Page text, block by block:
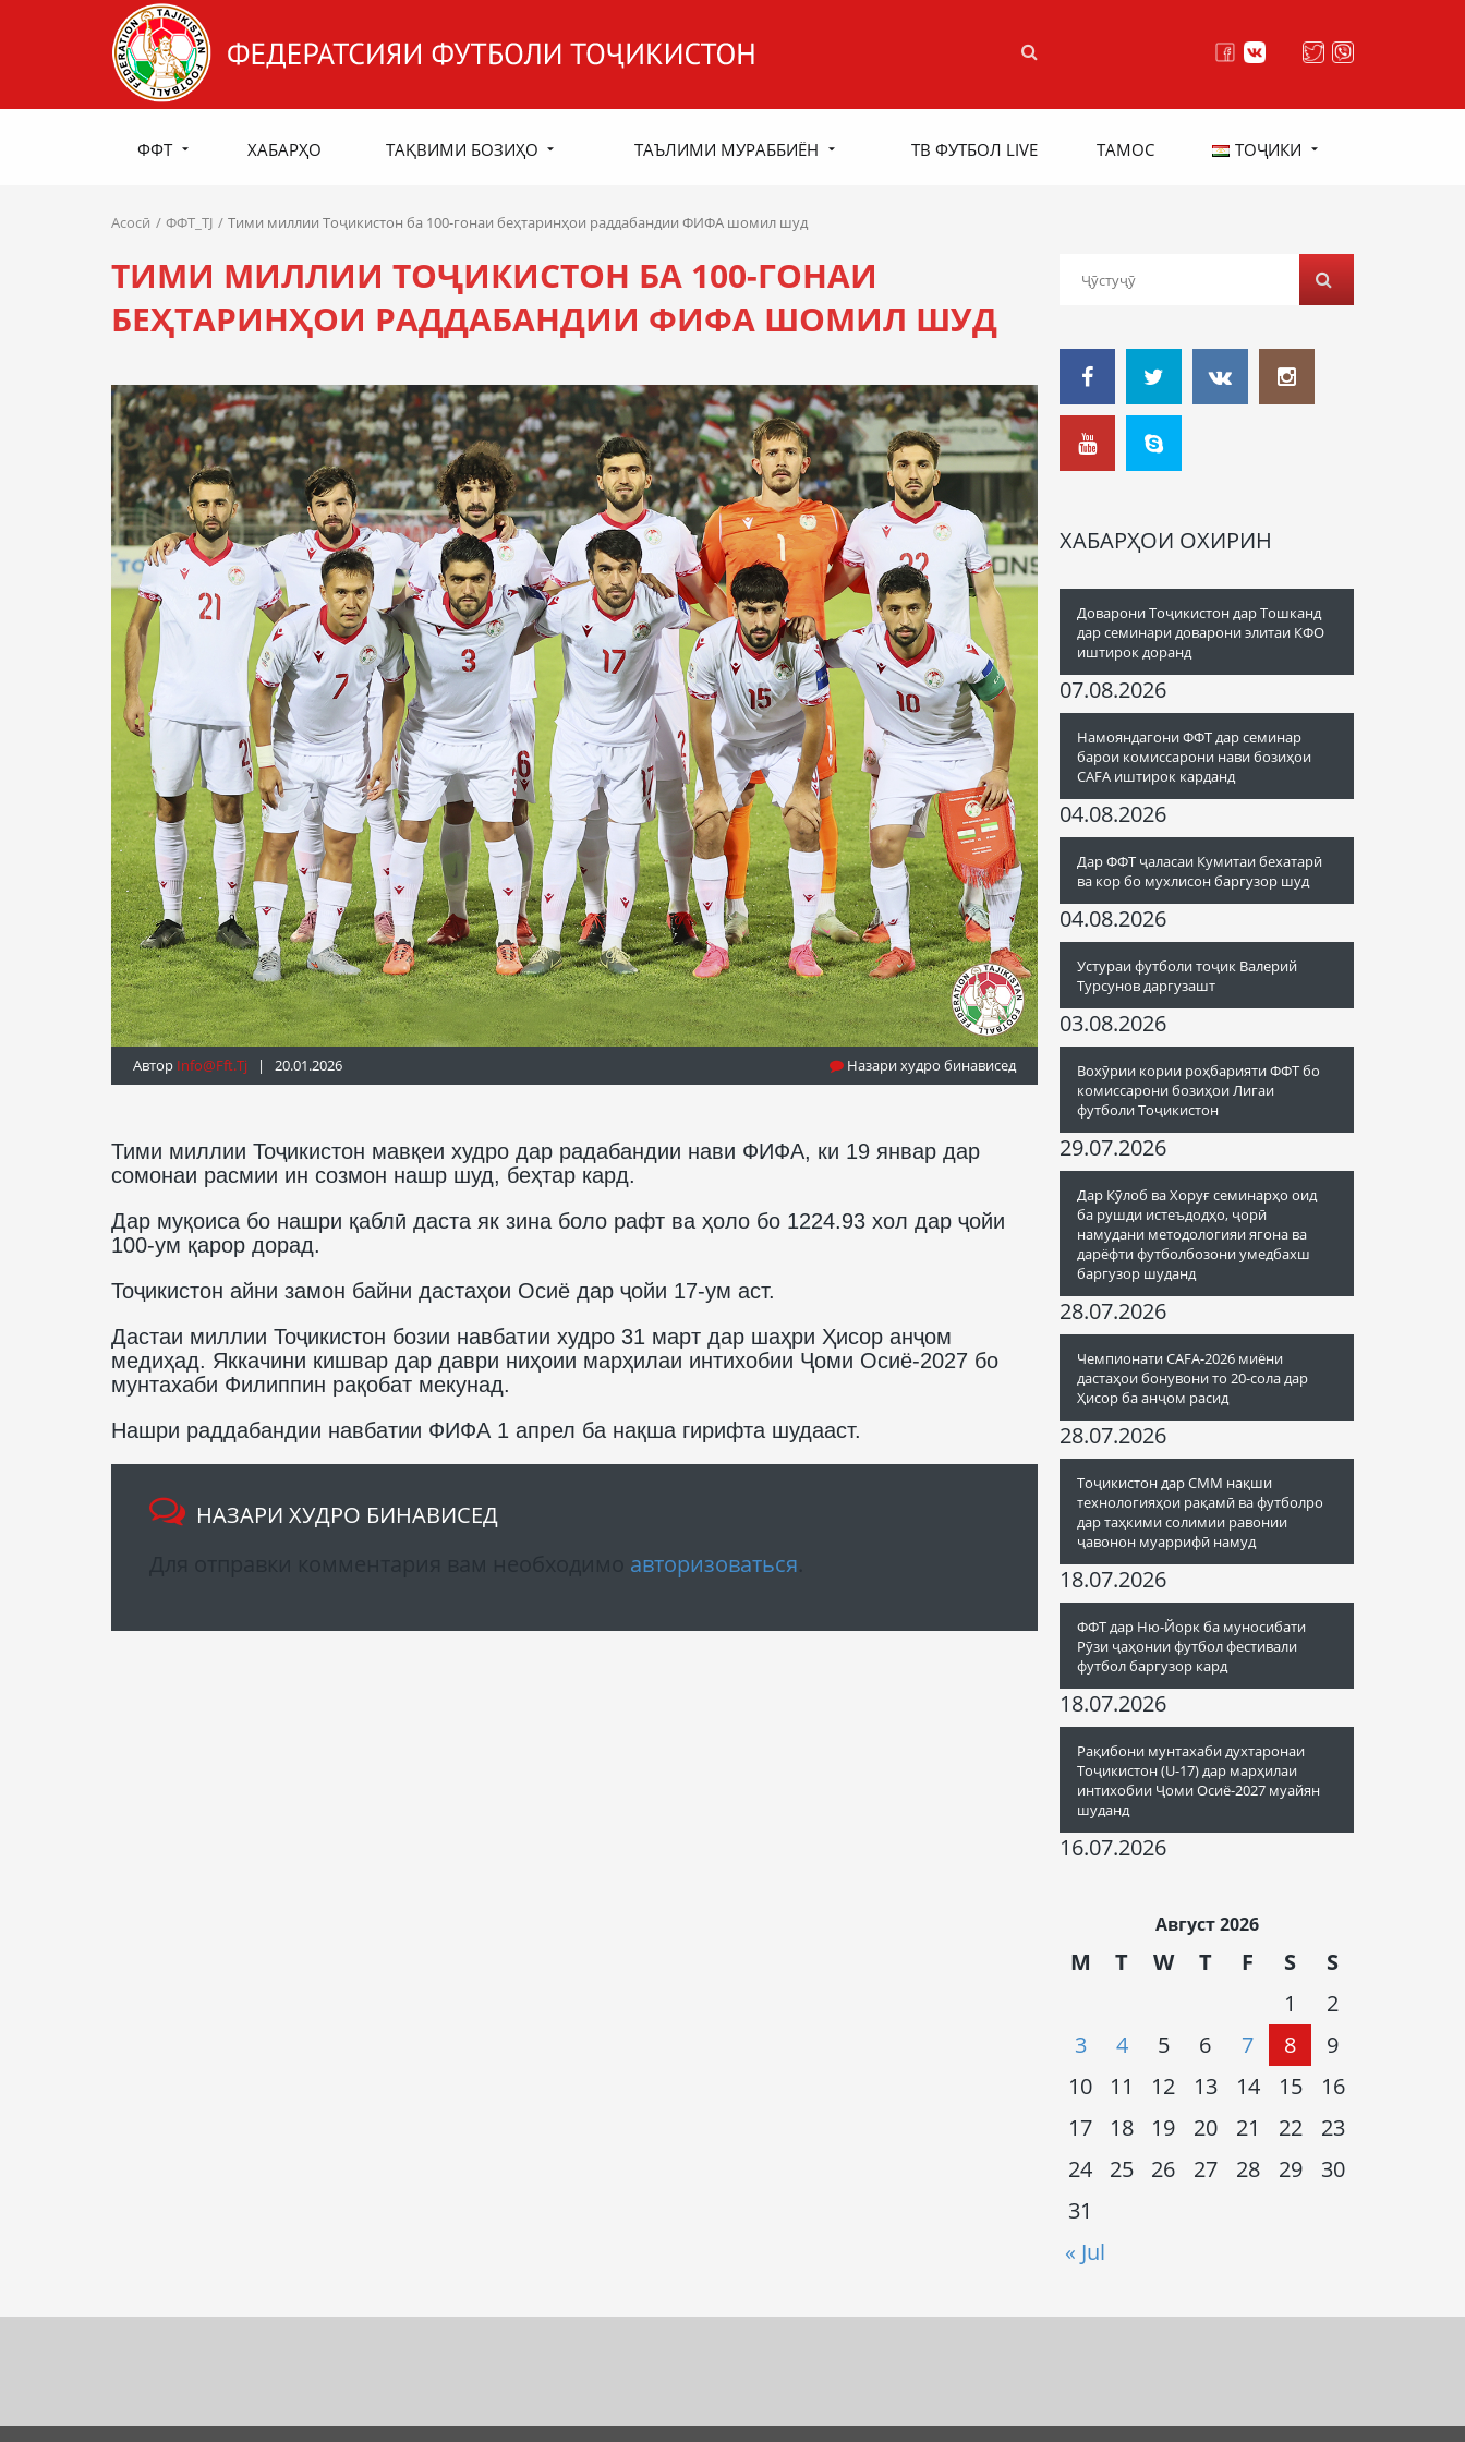
ФФТ ХАБАРҲО ТАҚВИМИ БОЗИҲО ТАЪЛИМИ МУРАББИЁН ТВ ФУТБОЛ LIVE ТАМОС ТОҶИКИ
Асосӣ ФФТ_TJ Тими миллии Тоҷикистон ба 100-гонаи беҳтаринҳои раддабандии ФИФА шомил шуд
ТИМИ МИЛЛИИ ТОҶИКИСТОН БА 100-ГОНАИ
БЕҲТАРИНҲОИ РАДДАБАНДИИ ФИФА ШОМИЛ ШУД
Автор Info@fft.tj | 20.01.2026 Назари худро бинависед
Тими миллии Тоҷикистон мавқеи худро дар радабандии нави ФИФА, ки 19 январ дар
сомонаи расмии ин созмон нашр шуд, беҳтар кард.
Дар муқоиса бо нашри қаблӣ даста як зина боло рафт ва ҳоло бо 1224.93 хол дар ҷойи
100-ум қарор дорад.
Тоҷикистон айни замон байни дастаҳои Осиё дар ҷойи 17-ум аст.
Дастаи миллии Тоҷикистон бозии навбатии худро 31 март дар шаҳри Ҳисор анҷом
медиҳад. Яккачини кишвар дар даври ниҳоии марҳилаи интихобии Ҷоми Осиё-2027 бо
мунтахаби Филиппин рақобат мекунад.
Нашри раддабандии навбатии ФИФА 1 апрел ба нақша гирифта шудааст.
НАЗАРИ ХУДРО БИНАВИСЕД
авторизоваться
ХАБАРҲОИ ОХИРИН
Доварони Тоҷикистон дар Тошканд
дар семинари доварони элитаи КФО
иштирок доранд
07.08.2026
Намояндагони ФФТ дар семинар
барои комиссарони нави бозиҳои
CAFA иштирок карданд
04.08.2026
Дар ФФТ ҷаласаи Кумитаи бехатарӣ
ва кор бо мухлисон баргузор шуд
04.08.2026
Устураи футболи тоҷик Валерий
Турсунов даргузашт
03.08.2026
Вохӯрии кории роҳбарияти ФФТ бо
комиссарони бозиҳои Лигаи
футболи Тоҷикистон
29.07.2026
Дар Кӯлоб ва Хоруғ семинарҳо оид
ба рушди истеъдодҳо, ҷорӣ
намудани методологияи ягона ва
дарёфти футболбозони умедбахш
баргузор шуданд
28.07.2026
Чемпионати CAFA-2026 миёни
дастаҳои бонувони то 20-сола дар
Ҳисор ба анҷом расид
28.07.2026
Тоҷикистон дар СММ нақши
технологияҳои рақамӣ ва футболро
дар таҳкими солимии равонии
ҷавонон муаррифӣ намуд
18.07.2026
ФФТ дар Ню-Йорк ба муносибати
Рӯзи ҷаҳонии футбол фестивали
футбол баргузор кард
18.07.2026
Рақибони мунтахаби духтаронаи
Тоҷикистон (U-17) дар марҳилаи
интихобии Ҷоми Осиё-2027 муайян
шуданд
16.07.2026
Август 2026
M T W T F S S
« Jul
1
2
3
4 5 6 7 8
9
10
11 12 13 14 15
16
17
18 19 20 21 22
23
24
25 26 27 28 29
30
31